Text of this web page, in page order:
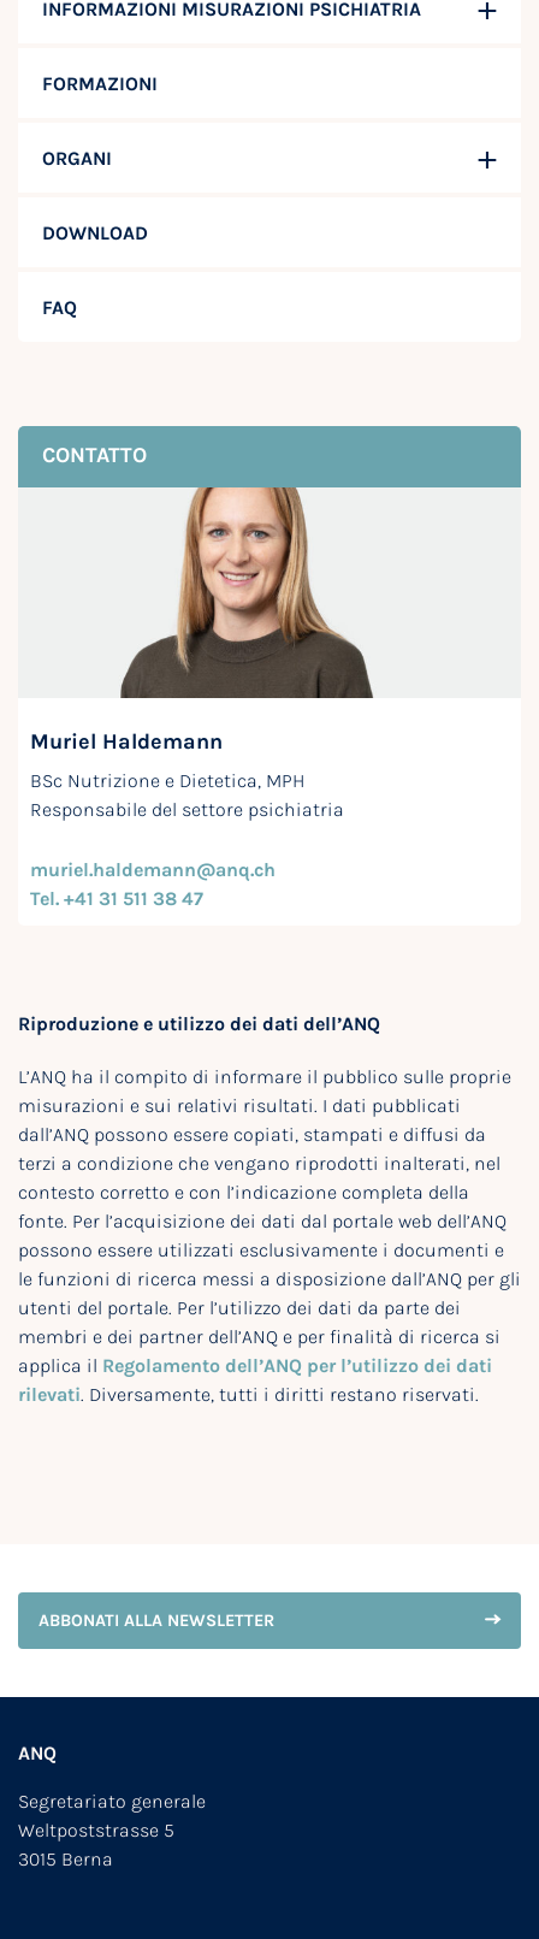
INFORMAZIONI MISURAZIONI PSICHIATRIA
FORMAZIONI
ORGANI
DOWNLOAD
FAQ
CONTATTO
Muriel Haldemann
BSc Nutrizione e Dietetica, MPH
Responsabile del settore psichiatria
muriel.haldemann@anq.ch
Tel. +41 31 511 38 47
Riproduzione e utilizzo dei dati dell’ANQ
L’ANQ ha il compito di informare il pubblico sulle proprie
misurazioni e sui relativi risultati. I dati pubblicati
dall’ANQ possono essere copiati, stampati e diffusi da
terzi a condizione che vengano riprodotti inalterati, nel
contesto corretto e con l’indicazione completa della
fonte. Per l’acquisizione dei dati dal portale web dell’ANQ
possono essere utilizzati esclusivamente i documenti e
le funzioni di ricerca messi a disposizione dall’ANQ per gli
utenti del portale. Per l’utilizzo dei dati da parte dei
membri e dei partner dell’ANQ e per finalità di ricerca si
applica il Regolamento dell’ANQ per l’utilizzo dei dati
rilevati. Diversamente, tutti i diritti restano riservati.
ABBONATI ALLA NEWSLETTER
ANQ
Segretariato generale
Weltpoststrasse 5
3015 Berna